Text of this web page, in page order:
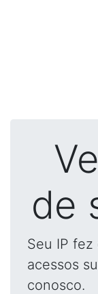
de
Seu IP
acessos
conosco.